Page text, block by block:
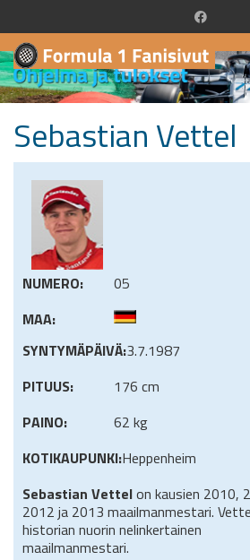
Sebastian Vettel
NUMERO:
05
MAA:
SYNTYMÄPÄIVÄ:3.7.1987
PITUUS:
176 cm
PAINO:
62 kg
KOTIKAUPUNKI:Heppenheim
Sebastian Vettelon kausien 2010,
2012 ja 2013 maailmanmestari.
historian nuorin nelinkertainen
maailmanmestari.